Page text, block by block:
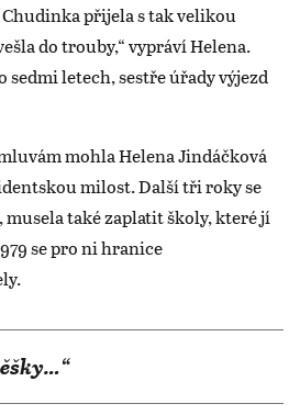
přijela s tak velikou
do trouby,“ vypráví Helena.
letech, sestře úřady výjezd
mohla Helena Jindáčková
milost. Další tři roky se
také zaplatit školy, které jí
se pro ni hranice